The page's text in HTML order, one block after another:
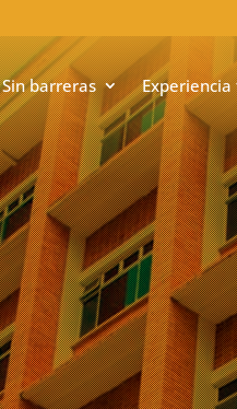
Sin barreras